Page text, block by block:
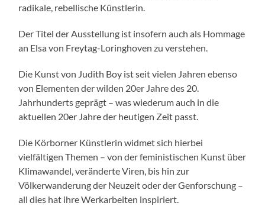
radikale, rebellische Künstlerin.
Der Titel der Ausstellung ist insofern auch als Hommage
an Elsa von Freytag-Loringhoven zu verstehen.
Die Kunst von Judith Boy ist seit vielen Jahren ebenso
von Elementen der wilden 20er Jahre des 20.
Jahrhunderts geprägt – was wiederum auch in die
aktuellen 20er Jahre der heutigen Zeit passt.
Die Körborner Künstlerin widmet sich hierbei
vielfältigen Themen – von der feministischen Kunst über
Klimawandel, veränderte Viren, bis hin zur
Völkerwanderung der Neuzeit oder der Genforschung –
all dies hat ihre Werkarbeiten inspiriert.